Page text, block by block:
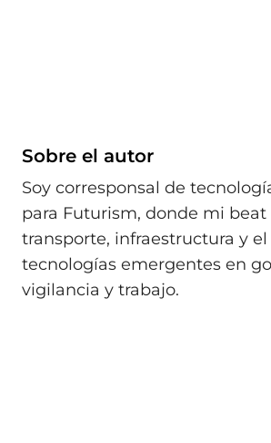
Sobre el autor
Soy corresponsal de
para Futurism, donde mi beat
transporte, infraestructura y
tecnologías emergentes en
vigilancia y trabajo.